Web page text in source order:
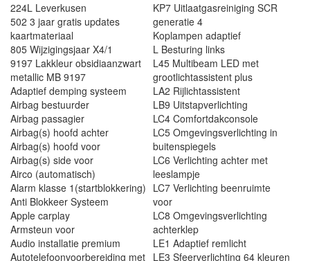
224L Leverkusen
502 3 jaar gratis updates
kaartmateriaal
805 Wijzigingsjaar X4/1
9197 Lakkleur obsidiaanzwart
metallic MB 9197
Adaptief demping systeem
Airbag bestuurder
Airbag passagier
Airbag(s) hoofd achter
Airbag(s) hoofd voor
Airbag(s) side voor
Airco (automatisch)
Alarm klasse 1(startblokkering)
Anti Blokkeer Systeem
Apple carplay
Armsteun voor
Audio installatie premium
Autotelefoonvoorbereiding met
KP7 Uitlaatgasreiniging SCR
generatie 4
Koplampen adaptief
L Besturing links
L45 Multibeam LED met
grootlichtassistent plus
LA2 Rijlichtassistent
LB9 Uitstapverlichting
LC4 Comfortdakconsole
LC5 Omgevingsverlichting in
buitenspiegels
LC6 Verlichting achter met
leeslampje
LC7 Verlichting beenruimte
voor
LC8 Omgevingsverlichting
achterklep
LE1 Adaptief remlicht
LE3 Sfeerverlichting 64 kleuren